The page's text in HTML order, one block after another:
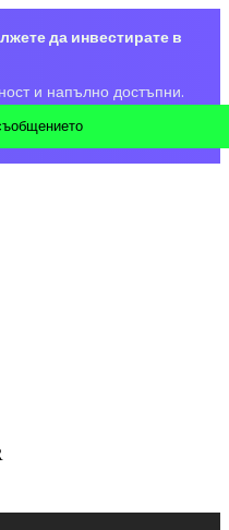
да инвестирате в
и напълно достъпни.